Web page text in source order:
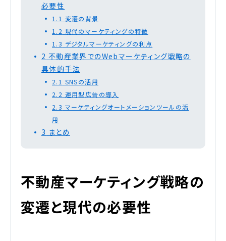
必要性
1.1 変遷の背景
1.2 現代のマーケティングの特徴
1.3 デジタルマーケティングの利点
2 不動産業界でのWebマーケティング戦略の
具体的手法
2.1 SNSの活用
2.2 運用型広告の導入
2.3 マーケティングオートメーションツールの活
用
3 まとめ
不動産マーケティング戦略の
変遷と現代の必要性